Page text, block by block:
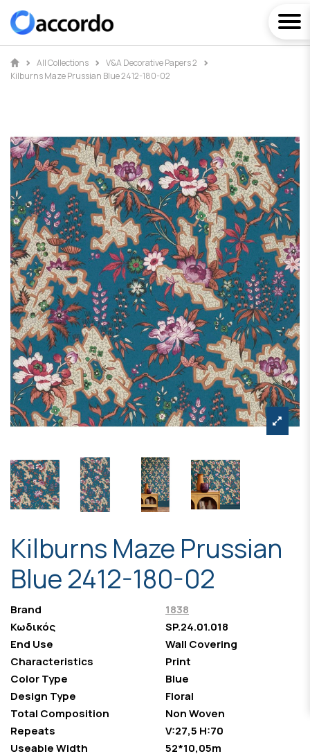
All Collections
V&A Decorative Papers 2
Kilburns Maze Prussian Blue 2412-180-02
Kilburns Maze Prussian
Blue 2412-180-02
Brand
1838
Κωδικός
SP.24.01.018
End Use
Wall Covering
Characteristics
Print
Color Type
Blue
Design Type
Floral
Total Composition
Non Woven
Repeats
V:27,5 H:70
Useable Width
52*10,05m